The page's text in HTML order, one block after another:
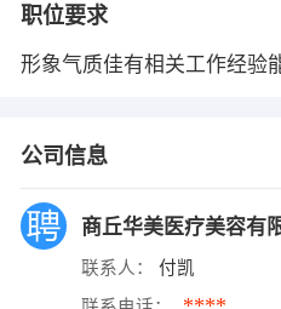
职位要求
形象气质佳有相关工作经验
公司信息
商丘华美医疗美容有
联系人： 付凯